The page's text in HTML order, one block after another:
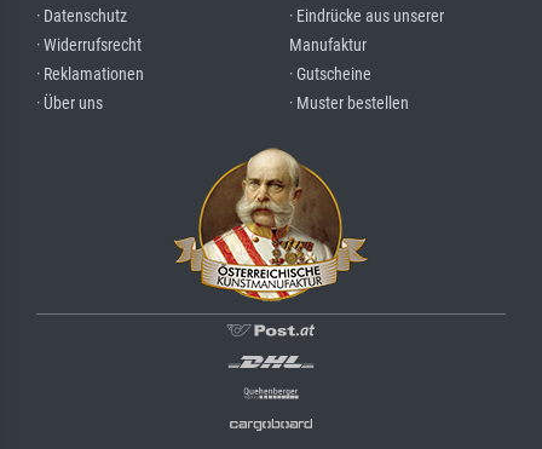
· Datenschutz
· Widerrufsrecht
· Reklamationen
· Über uns
· Eindrücke aus unserer
Manufaktur
· Gutscheine
· Muster bestellen